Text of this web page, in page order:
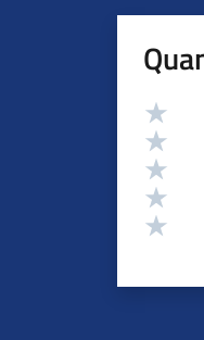
Valutazione